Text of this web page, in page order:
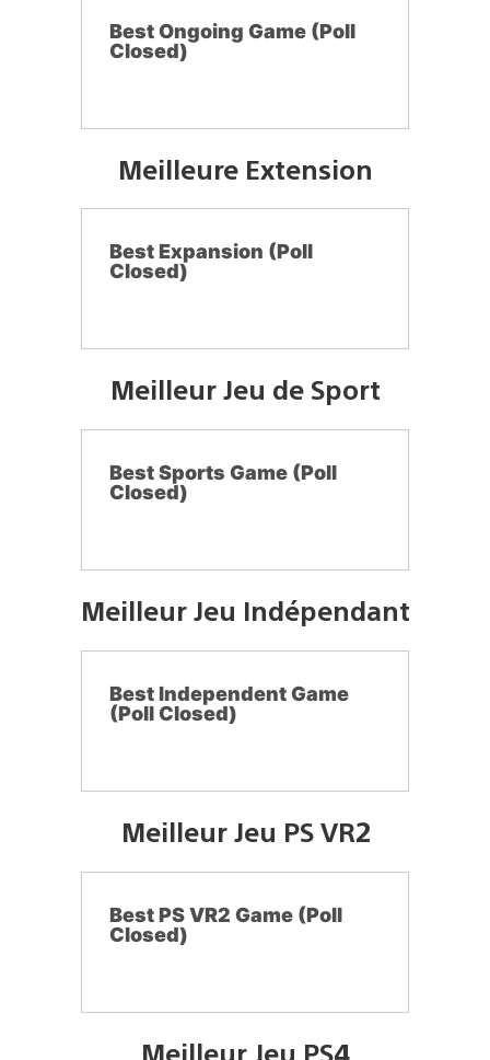
Best Ongoing Game (Poll
Closed)
Meilleure Extension
Best Expansion (Poll
Closed)
Meilleur Jeu de Sport
Best Sports Game (Poll
Closed)
Meilleur Jeu Indépendant
Best Independent Game
(Poll Closed)
Meilleur Jeu PS VR2
Best PS VR2 Game (Poll
Closed)
Meilleur Jeu PS4